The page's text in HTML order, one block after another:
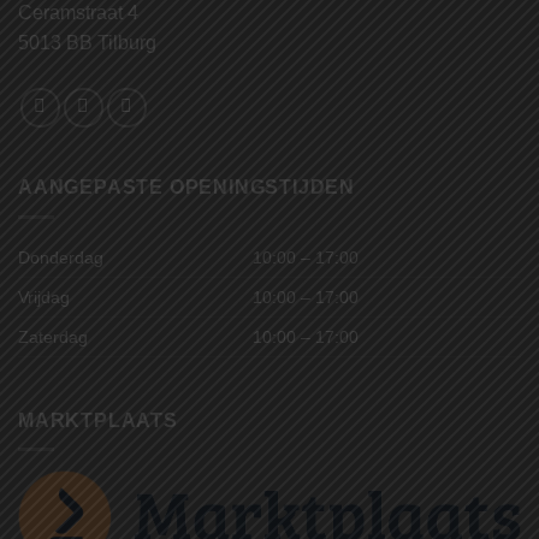
Ceramstraat 4
5013 BB Tilburg
AANGEPASTE OPENINGSTIJDEN
Donderdag 10:00 – 17:00
Vrijdag 10:00 – 17:00
Zaterdag 10:00 – 17:00
MARKTPLAATS